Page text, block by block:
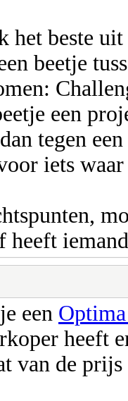
beste
beetje
een
tegen
iets
een
heeft
van de